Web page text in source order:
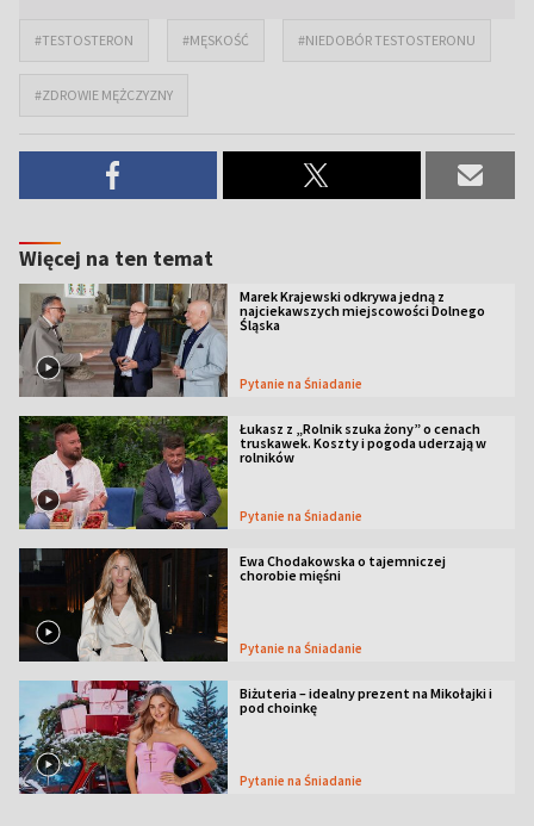
#TESTOSTERON #MĘSKOŚĆ #NIEDOBÓR TESTOSTERONU
#ZDROWIE MĘŻCZYZNY
Więcej na ten temat
Marek Krajewski odkrywa jedną z
najciekawszych miejscowości Dolnego
Śląska
Pytanie na Śniadanie
Łukasz z „Rolnik szuka żony” o cenach
truskawek. Koszty i pogoda uderzają w
rolników
Pytanie na Śniadanie
Ewa Chodakowska o tajemniczej
chorobie mięśni
Pytanie na Śniadanie
Biżuteria – idealny prezent na Mikołajki i
pod choinkę
Pytanie na Śniadanie